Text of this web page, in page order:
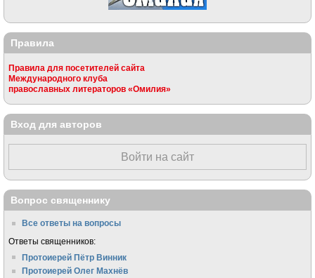
Правила
Правила для посетителей сайта
Международного клуба
православных литераторов «Омилия»
Вход для авторов
Войти на сайт
Вопрос священнику
Все ответы на вопросы
Ответы священников:
Протоиерей Пётр Винник
Протоиерей Олег Махнёв